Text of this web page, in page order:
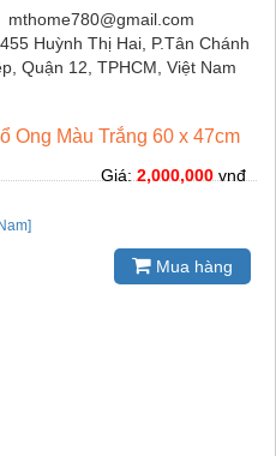
mthome780@gmail.com
455 Huỳnh Thị Hai, P.Tân Chánh
Quận 12, TPHCM, Việt Nam
Ong Màu Trắng 60 x 47cm
Giá:2,000,000vnđ
Mua hàng